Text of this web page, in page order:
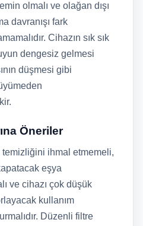
olmalı ve olağan dışı
davranışı fark
Cihazın sık sık
dengesiz gelmesi
düşmesi gibi
Öneriler
temizliğini ihmal etmemeli,
eşya
ve cihazı çok düşük
kullanım
Düzenli filtre